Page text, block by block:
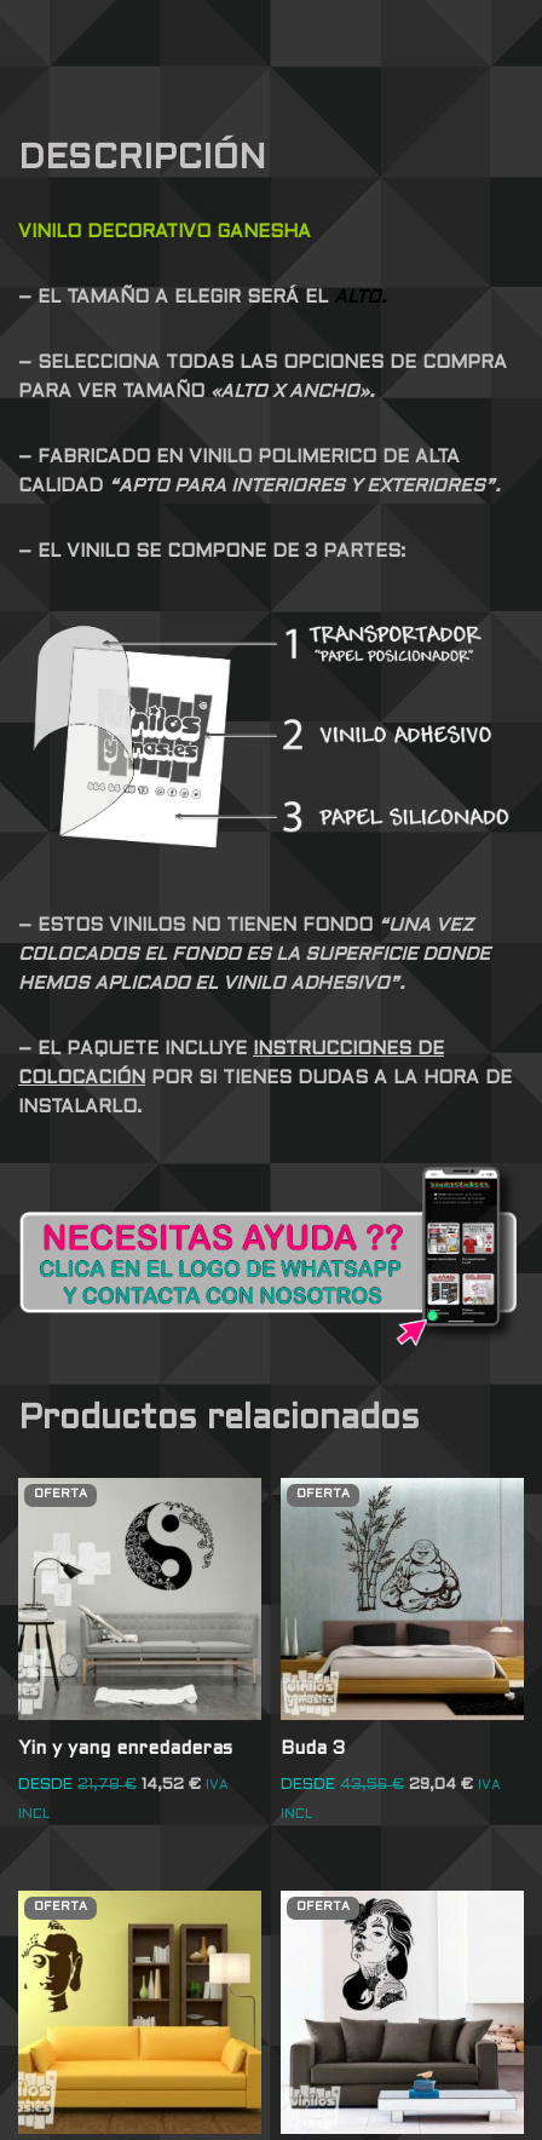
DESCRIPCIÓN
VINILO DECORATIVO GANESHA
– EL TAMAÑO A ELEGIR SERÁ EL ALTO.
– SELECCIONA TODAS LAS OPCIONES DE COMPRA
PARA VER TAMAÑO «ALTO X ANCHO».
– FABRICADO EN VINILO POLIMERICO DE ALTA
CALIDAD “APTO PARA INTERIORES Y EXTERIORES”.
– EL VINILO SE COMPONE DE 3 PARTES:
– ESTOS VINILOS NO TIENEN FONDO “UNA VEZ
COLOCADOS EL FONDO ES LA SUPERFICIE DONDE
HEMOS APLICADO EL VINILO ADHESIVO”.
– EL PAQUETE INCLUYE
INSTRUCCIONES DE
COLOCACIÓN
POR SI TIENES DUDAS A LA HORA DE
INSTALARLO.
Productos relacionados
OFERTA
Yin y yang enredaderas
DESDE 21,78€ 14,52 € IVA
INCL
OFERTA
Buda 3
DESDE 43,56€ 29,04€ IVA
INCL
OFERTA OFERTA